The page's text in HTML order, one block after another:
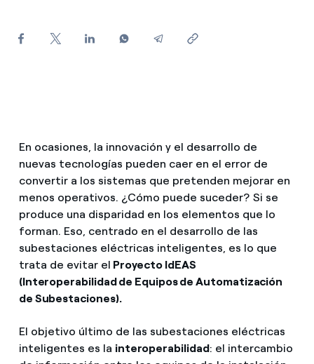
¿Has recibido una oferta para cambiar de
Blog
Estafas telefónicas
En ocasiones, la innovación y el desarrollo de
nuevas tecnologías pueden caer en el error de
convertir a los sistemas que pretenden mejorar en
menos operativos. ¿Cómo puede suceder? Si se
produce una disparidad en los elementos que lo
forman. Eso, centrado en el desarrollo de las
subestaciones eléctricas inteligentes, es lo que
trata de evitar el Proyecto IdEAS
(Interoperabilidad de Equipos de Automatización
de Subestaciones).
El objetivo último de las subestaciones eléctricas
inteligentes es la interoperabilidad: el intercambio